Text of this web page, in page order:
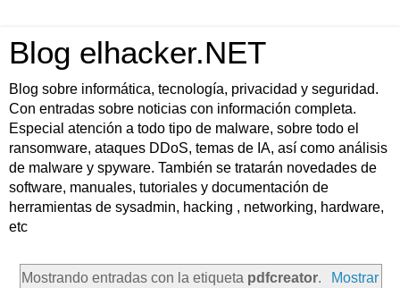
Blog elhacker.NET
Blog sobre informática, tecnología, privacidad y seguridad.
Con entradas sobre noticias con información completa.
Especial atención a todo tipo de malware, sobre todo el
ransomware, ataques DDoS, temas de IA, así como análisis
de malware y spyware. También se tratarán novedades de
software, manuales, tutoriales y documentación de
herramientas de sysadmin, hacking , networking, hardware,
etc
Mostrando entradas con la etiqueta pdfcreator.
Mostrar